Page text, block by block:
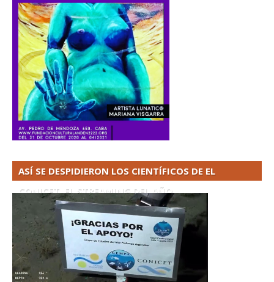
ASÍ SE DESPIDIERON LOS CIENTÍFICOS DE EL
CONICET. EL STREAMING DEL AÑO